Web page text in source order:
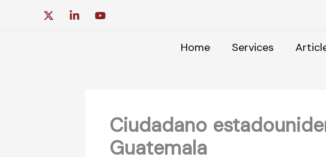
Home Services
Ciudadano
Guatemala